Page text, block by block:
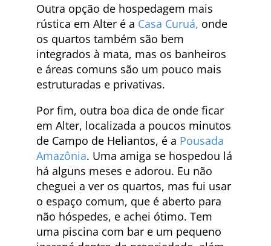
Outra opção de hospedagem mais
rústica em Alter é a Casa Curuá, onde
os quartos também são bem
integrados à mata, mas os banheiros
e áreas comuns são um pouco mais
estruturadas e privativas.
Por fim, outra boa dica de onde ficar
em Alter, localizada a poucos minutos
de Campo de Heliantos, é a Pousada
Amazônia. Uma amiga se hospedou lá
há alguns meses e adorou. Eu não
cheguei a ver os quartos, mas fui usar
o espaço comum, que é aberto para
não hóspedes, e achei ótimo. Tem
uma piscina com bar e um pequeno